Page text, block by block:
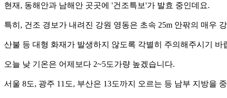
현재, 동해안과 남해안 곳곳에 '건조특보'가 발효 중인데요.
특히, 건조 경보가 내려진 강원 영동은 초속 25m 안팎의 매우
산불 등 대형 화재가 발생하지 않도록 각별히 주의해주시기 바
오늘 낮 기온은 어제보다 2~5도가량 높겠습니다.
서울 8도, 광주 11도, 부산은 13도까지 오르는 등 남부 지방을